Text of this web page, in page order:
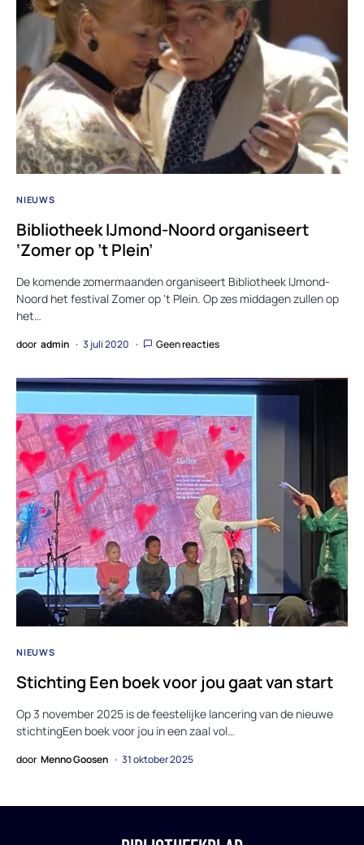
NIEUWS
Bibliotheek IJmond-Noord organiseert
‘Zomer op ’t Plein’
De komende zomermaanden organiseert Bibliotheek IJmond-
Noord het festival Zomer op ‘t Plein. Op zes middagen zullen op
het…
door admin 3 juli 2020 Geen reacties
NIEUWS
Stichting Een boek voor jou gaat van start
Op 3 november 2025 is de feestelijke lancering van de nieuwe
stichtingEen boek voor jou in een zaal vol…
door Menno Goosen 31 oktober 2025